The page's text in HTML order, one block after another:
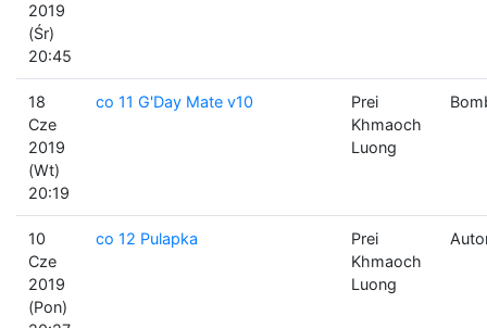
2019
(Śr)
20:45
18
Cze
2019
(Wt)
20:19
co 11 G'Day Mate v10
Prei
Khmaoch
Luong
10
Cze
2019
(Pon)
co 12 Pulapka
Prei
Khmaoch
Luong